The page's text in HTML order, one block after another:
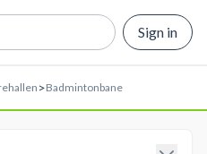
Sign in
>Badmintonbane